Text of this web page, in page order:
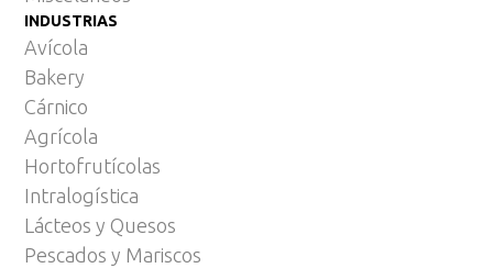
INDUSTRIAS
Avícola
Bakery
Cárnico
Agrícola
Hortofrutícolas
Intralogística
Lácteos y Quesos
Pescados y Mariscos